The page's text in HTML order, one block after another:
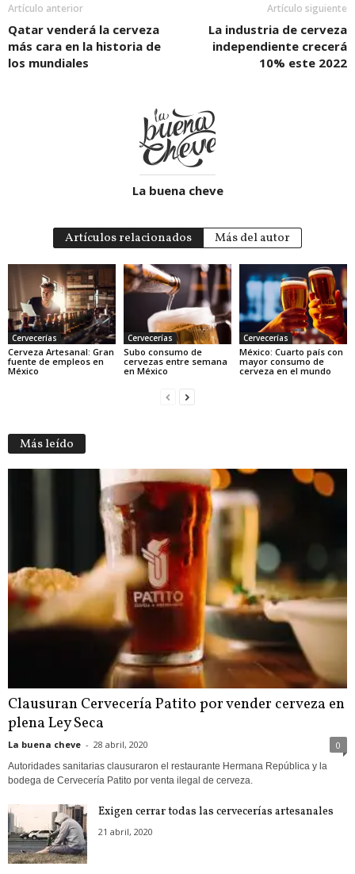
Artículo anterior
Qatar venderá la cerveza
más cara en la historia de
los mundiales
Artículo siguiente
La industria de cerveza
independiente crecerá
10% este 2022
La buena cheve
Artículos relacionados Más del autor
Cervecerías
Cerveza Artesanal: Gran
fuente de empleos en
México
Cervecerías
Subo consumo de
cervezas entre semana
en México
Cervecerías
México: Cuarto país con
mayor consumo de
cerveza en el mundo
Más leído
Clausuran Cervecería Patito por vender cerveza en
plena Ley Seca
La buena cheve - 28 abril, 2020 0
Autoridades sanitarias clausuraron el restaurante Hermana República y la
bodega de Cervecería Patito por venta ilegal de cerveza.
Exigen cerrar todas las cervecerías artesanales
21 abril, 2020